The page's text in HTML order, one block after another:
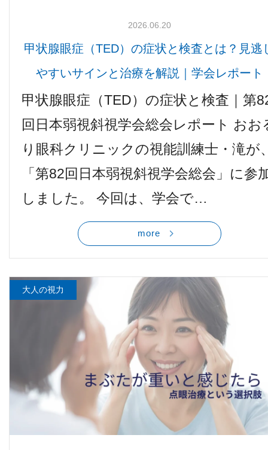
2026.06.20
甲状腺眼症（TED）の症状と検査とは？見逃
やすいサインと治療を解説｜学会レポート
甲状腺眼症（TED）の症状と検査｜第
回日本弱視斜視学会総会レポート おお
り眼科クリニックの視能訓練士・滝が
「第82回日本弱視斜視学会総会」に参
しました。 今回は、学会で…
more
大人の視力